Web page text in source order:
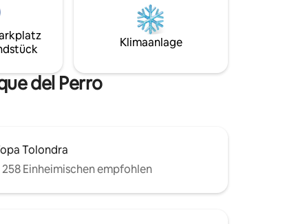
Klimaanlage
del Perro
Tolondra
258 Einheimischen empfohlen